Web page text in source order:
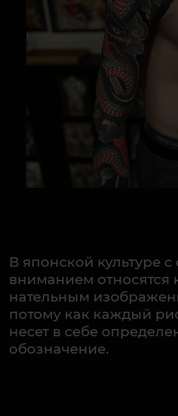
В японской культуре
вниманием относятся
нательным
потому как каждый
несет в себе
обозначение.